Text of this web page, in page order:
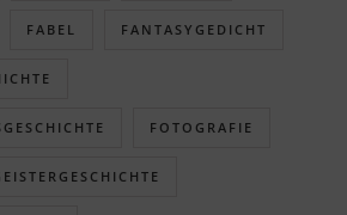
FABEL FANTASYGEDICHT
FOTOGRAFIE